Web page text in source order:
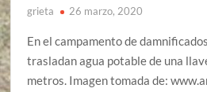
grieta 26 marzo, 2020
En el campamento de
trasladan agua potable de una
metros. Imagen tomada de: